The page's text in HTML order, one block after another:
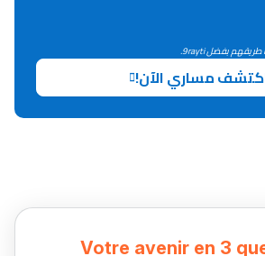
Lycée
Post-Bac
مساري الآن!
Votre avenir en 3